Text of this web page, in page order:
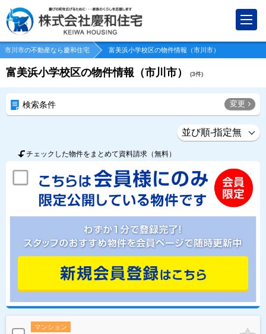
市川市の不動産なら慶和住宅 富美浜小学校区の物件情報（市川市）
富美浜小学校区の物件情報（市川市） (3件)
検索条件 変更
チェックした物件をまとめて資料請求（無料）
マンション